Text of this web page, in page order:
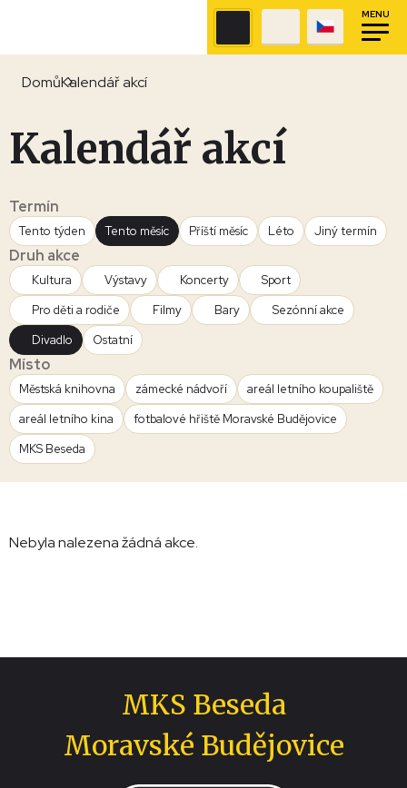
MENU
DomůKalendář akcí
Kalendář akcí
Termín
Tento týden Tento měsíc Příští měsíc Léto Jiný termín
Druh akce
Kultura Výstavy Koncerty
Sport
Pro děti a rodiče
Filmy Bary
Sezónní akce
Divadlo
Ostatní
Místo
Městská knihovna zámecké nádvoří
areál letního koupaliště
areál letního kina
fotbalové hřiště Moravské Budějovice
MKS Beseda
Nebyla nalezena žádná akce.
MKS Beseda
Moravské Budějovice